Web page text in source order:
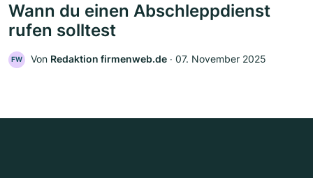
Wann du einen Abschleppdienst
rufen solltest
FW Von Redaktion firmenweb.de ‧ 07. November 2025